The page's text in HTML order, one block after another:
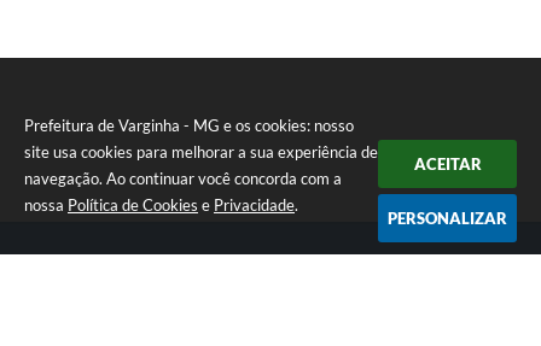
Prefeitura de Varginha - MG e os cookies: nosso
site usa cookies para melhorar a sua experiência de
navegação. Ao continuar você concorda com a
nossa Política de Cookies e Privacidade.
ACEITAR
PERSONALIZAR